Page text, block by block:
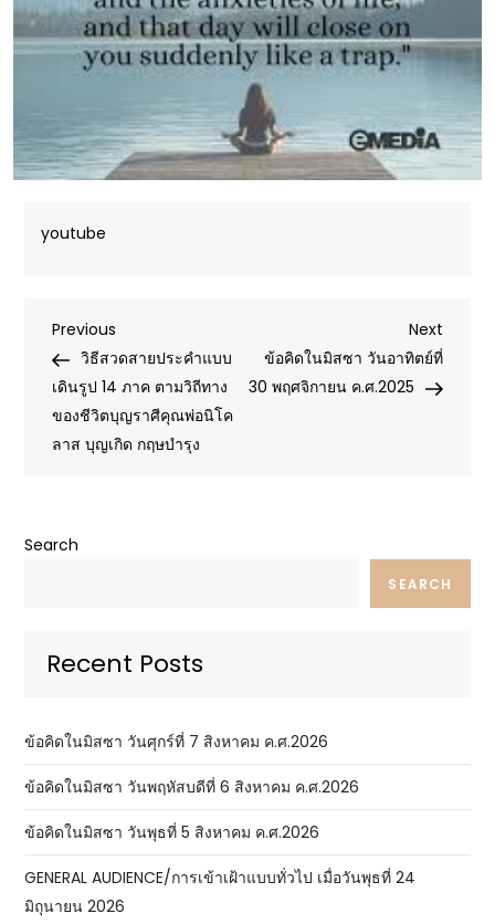
youtube
Post
navigation
Previous
Post
Previous
วิธีสวดสายประคำแบบ
เดินรูป 14 ภาค ตามวิถีทาง
ของชีวิตบุญราศีคุณพ่อนิโค
ลาส บุญเกิด กฤษบำรุง
Next
Post
Next
ข้อคิดในมิสซา วันอาทิตย์ที่
30 พฤศจิกายน ค.ศ.2025
Search
SEARCH
Recent Posts
ข้อคิดในมิสซา วันศุกร์ที่ 7 สิงหาคม ค.ศ.2026
ข้อคิดในมิสซา วันพฤหัสบดีที่ 6 สิงหาคม ค.ศ.2026
ข้อคิดในมิสซา วันพุธที่ 5 สิงหาคม ค.ศ.2026
GENERAL AUDIENCE/การเข้าเฝ้าแบบทั่วไป เมื่อวันพุธที่ 24
มิถุนายน 2026